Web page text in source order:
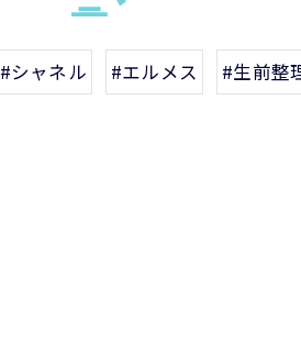
#シャネル #エルメス #生前整